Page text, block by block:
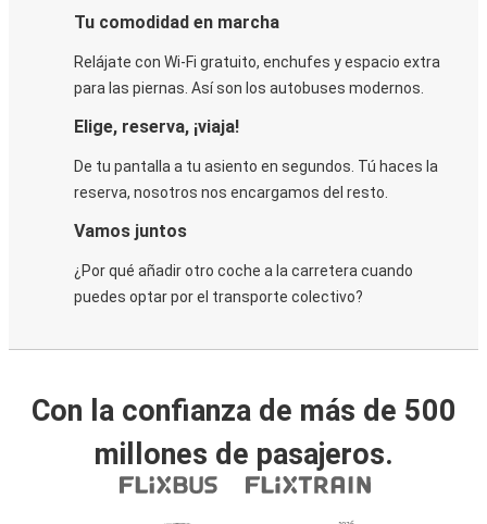
Tu comodidad en marcha
Relájate con Wi-Fi gratuito, enchufes y espacio extra
para las piernas. Así son los autobuses modernos.
Elige, reserva, ¡viaja!
De tu pantalla a tu asiento en segundos. Tú haces la
reserva, nosotros nos encargamos del resto.
Vamos juntos
¿Por qué añadir otro coche a la carretera cuando
puedes optar por el transporte colectivo?
Con la confianza de más de 500
millones de pasajeros.